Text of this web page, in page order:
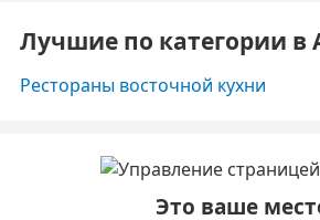
Лучшие по категории в
Рестораны восточной кухни
Это ваше